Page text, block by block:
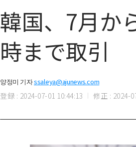
韓国、7月か
時まで取引
양정미 기자ssaleya@ajunews.com
登録 : 2024-07-01 10:44:13 修正 : 2024-